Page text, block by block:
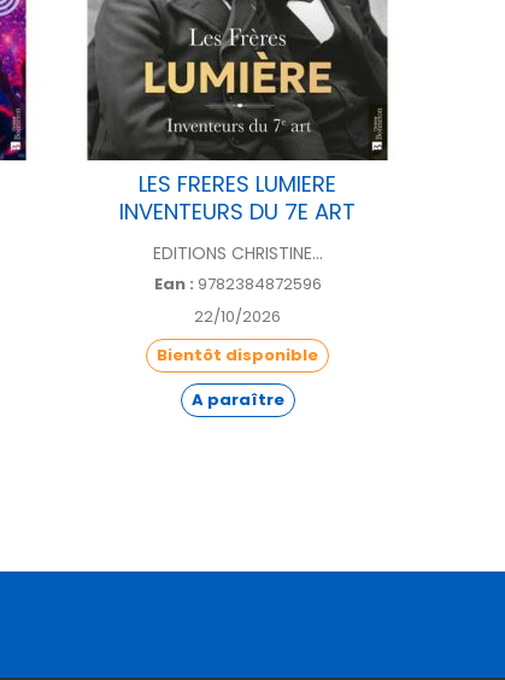
LES FRERES LUMIERE
INVENTEURS DU 7E ART
EDITIONS CHRISTINE...
Ean : 9782384872596
22/10/2026
Bientôt disponible
A paraître